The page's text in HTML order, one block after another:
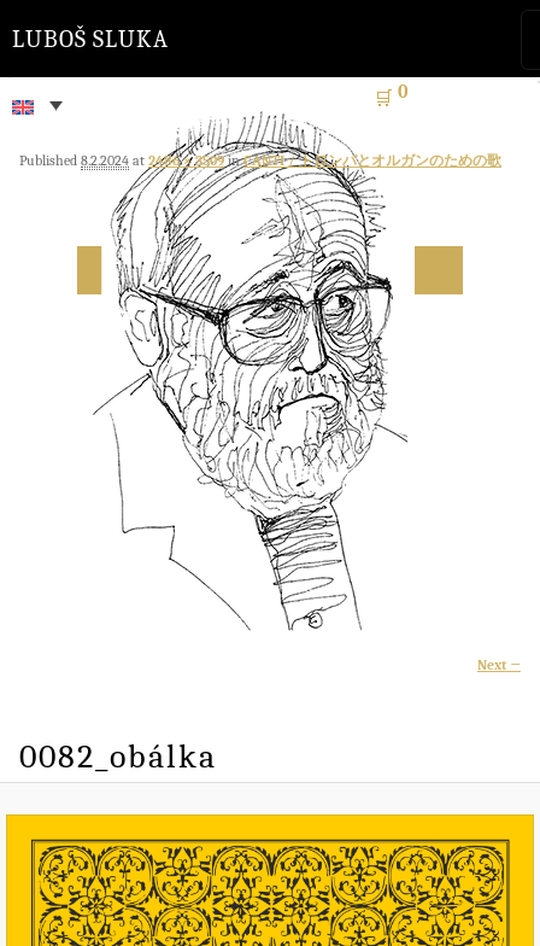
🛒 0
LUBOŠ SLUKA
Next →
0082_obálka
Published 8.2.2024 at 2486 × 3509inCANTI / トロンバとオルガンのための歌